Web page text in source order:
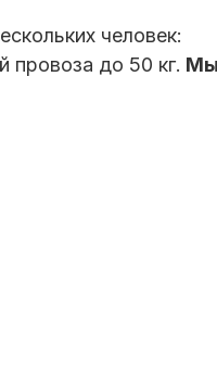
человек:
провоза до 50 кг. Мы